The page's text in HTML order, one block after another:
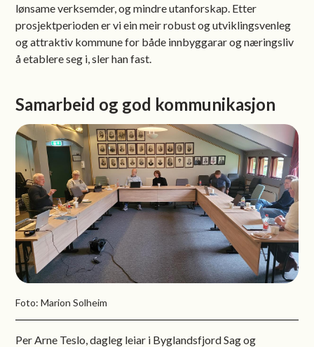
lønsame verksemder, og mindre utanforskap. Etter
prosjektperioden er vi ein meir robust og utviklingsvenleg
og attraktiv kommune for både innbyggarar og næringsliv
å etablere seg i, sler han fast.
Samarbeid og god kommunikasjon
Foto: Marion Solheim
Per Arne Teslo, dagleg leiar i Byglandsfjord Sag og